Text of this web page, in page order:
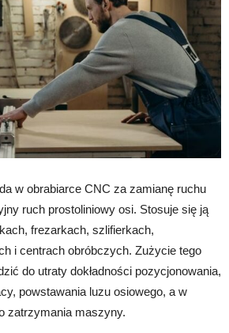
w obrabiarce CNC za zamianę ruchu
ruch prostoliniowy osi. Stosuje się ją
frezarkach, szlifierkach,
i centrach obróbczych. Zużycie tego
do utraty dokładności pozycjonowania,
powstawania luzu osiowego, a w
zatrzymania maszyny.